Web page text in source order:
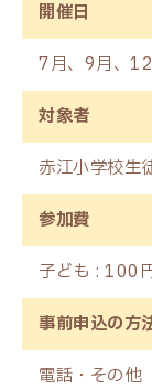
開催日
7月、9月、
対象者
赤江小学校生
参加費
子ども : 100
事前申込の方
電話・その他